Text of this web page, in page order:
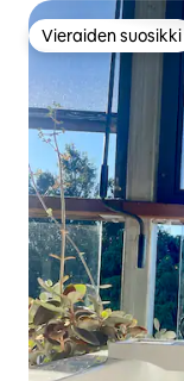
Vieraiden suosikki
Vieraiden suosikki